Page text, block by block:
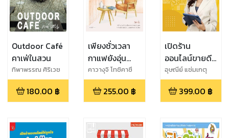
Outdoor Café
คาเฟ่ในสวน
ทิพาพรรณ ศิริเวช
ฎารักษ์
180.00 ฿
เพียงชั่วเวลา
กาแฟยังอุ่น
ตราบชั่วเวลา
ของคำโกหก
คาวางุจิ โทชิคาซึ
255.00 ฿
เปิดร้าน
ออนไลน์ขายดี
MyShop
อุษณีย์ แช่มเกตุ
399.00 ฿